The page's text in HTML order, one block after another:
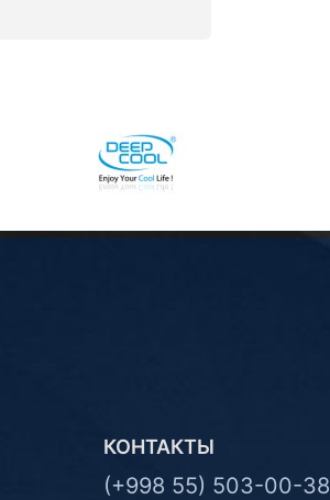
КОНТАКТЫ
(+998 55) 503-00-38